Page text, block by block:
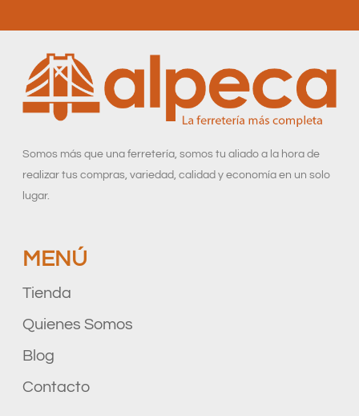
Somos más que una ferretería, somos tu aliado a la hora de
realizar tus compras, variedad, calidad y economía en un solo
lugar.
MENÚ
Tienda
Quienes Somos
Blog
Contacto